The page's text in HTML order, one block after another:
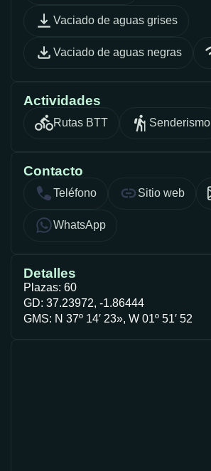
Vaciado de aguas grises
Vaciado de aguas negras
Actividades
Rutas BTT Senderismo
Contacto
Teléfono Sitio web
WhatsApp
Detalles
Plazas: 60
GD: 37.23972, -1.86444
GMS: N 37º 14′ 23», W 01º 51′ 52